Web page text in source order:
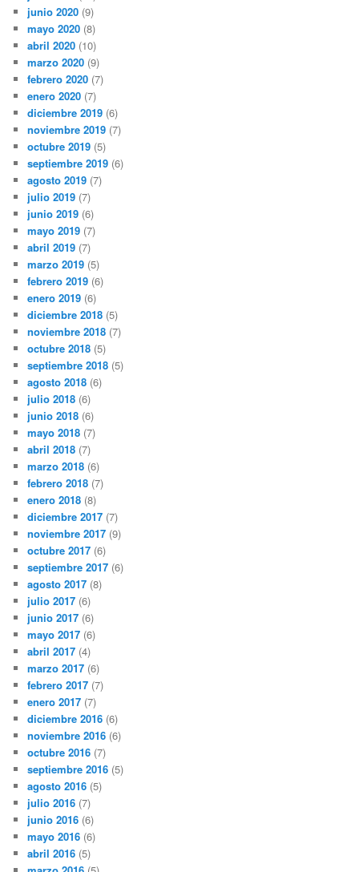
junio 2020 (9)
mayo 2020 (8)
abril 2020 (10)
marzo 2020 (9)
febrero 2020 (7)
enero 2020 (7)
diciembre 2019 (6)
noviembre 2019 (7)
octubre 2019 (5)
septiembre 2019 (6)
agosto 2019 (7)
julio 2019 (7)
junio 2019 (6)
mayo 2019 (7)
abril 2019 (7)
marzo 2019 (5)
febrero 2019 (6)
enero 2019 (6)
diciembre 2018 (5)
noviembre 2018 (7)
octubre 2018 (5)
septiembre 2018 (5)
agosto 2018 (6)
julio 2018 (6)
junio 2018 (6)
mayo 2018 (7)
abril 2018 (7)
marzo 2018 (6)
febrero 2018 (7)
enero 2018 (8)
diciembre 2017 (7)
noviembre 2017 (9)
octubre 2017 (6)
septiembre 2017 (6)
agosto 2017 (8)
julio 2017 (6)
junio 2017 (6)
mayo 2017 (6)
abril 2017 (4)
marzo 2017 (6)
febrero 2017 (7)
enero 2017 (7)
diciembre 2016 (6)
noviembre 2016 (6)
octubre 2016 (7)
septiembre 2016 (5)
agosto 2016 (5)
julio 2016 (7)
junio 2016 (6)
mayo 2016 (6)
abril 2016 (5)